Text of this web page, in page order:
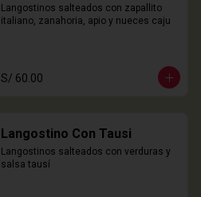
Langostinos salteados con zapallito
italiano, zanahoria, apio y nueces caju
S/ 60.00
Langostino Con Tausi
Langostinos salteados con verduras y
salsa tausí